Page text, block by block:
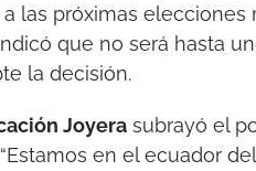
las próximas elecciones
que no será hasta
la decisión.
Joyera subrayó el
en el ecuador